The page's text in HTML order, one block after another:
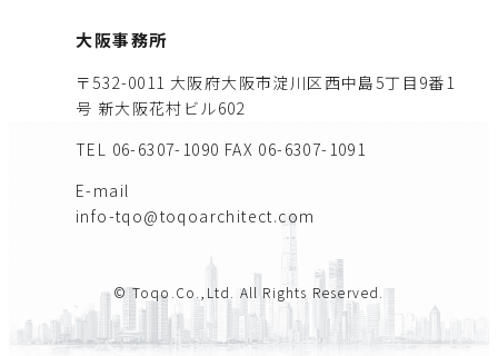
大阪事務所
〒532-0011 大阪府大阪市淀川区西中島5丁目9番1
号 新大阪花村ビル602
TEL 06-6307-1090 FAX 06-6307-1091
E-mail
info-tqo@toqoarchitect.com
© Toqo.Co.,Ltd. All Rights Reserved.